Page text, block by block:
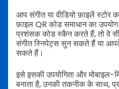
आप संगीत या वीडियो फ़ाइलें स्टोर
फ़ाइल QR कोड समाधान का
प्रशंसक कोड स्कैन करते हैं, तो वे
संगीत स्निपेट्स सुन सकते हैं या
सकते हैं।
इसे इसकी उपयोगिता और मोबाइल-
बनाता है, उनकी तकनीक के साथ,